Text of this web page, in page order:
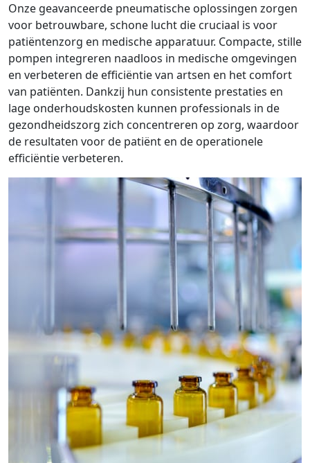
Onze geavanceerde pneumatische oplossingen zorgen
voor betrouwbare, schone lucht die cruciaal is voor
patiëntenzorg en medische apparatuur. Compacte, stille
pompen integreren naadloos in medische omgevingen
en verbeteren de efficiëntie van artsen en het comfort
van patiënten. Dankzij hun consistente prestaties en
lage onderhoudskosten kunnen professionals in de
gezondheidszorg zich concentreren op zorg, waardoor
de resultaten voor de patiënt en de operationele
efficiëntie verbeteren.